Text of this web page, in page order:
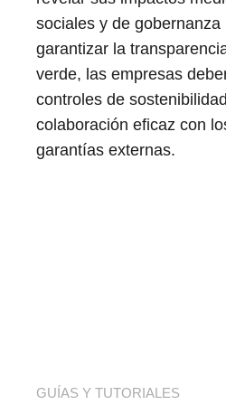
sociales y de gobernanza
garantizar la
verde, las empresas
controles de
colaboración eficaz con
garantías externas.
GUÍAS Y TUTORIALES